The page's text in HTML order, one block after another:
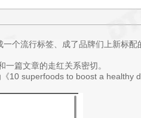
个流行标签、成了品牌们上新标配
篇文章的走红关系密切。
10 superfoods to boost a healthy